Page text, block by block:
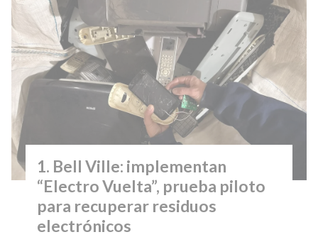
Bell Ville: implementan
“Electro Vuelta”, prueba piloto
para recuperar residuos
electrónicos